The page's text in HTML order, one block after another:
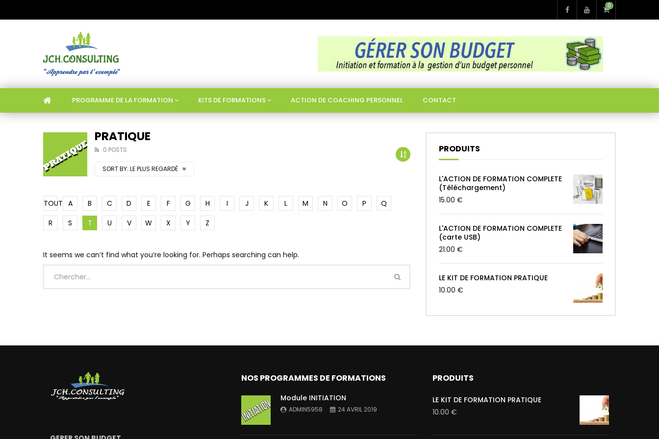
0
PROGRAMME DE LA FORMATION KITS DE FORMATIONS ACTION DE COACHING PERSONNEL CONTACT
PRATIQUE
0 POSTS
SORT BY: LE PLUS REGARDÉ
TOUT A B C D E F G H I J K L M N O P
Q
R
S T U V W X Y Z
It seems we can’t find what you’re looking for. Perhaps searching can help.
PRODUITS
L'ACTION DE FORMATION COMPLETE
(Téléchargement)
15.00 €
L'ACTION DE FORMATION COMPLETE
(carte USB)
21.00 €
LE KIT DE FORMATION PRATIQUE
10.00 €
NOS PROGRAMMES DE FORMATIONS
Module INITIATION
ADMIN5958 24 AVRIL 2019
PRODUITS
LE KIT DE FORMATION PRATIQUE
10.00 €